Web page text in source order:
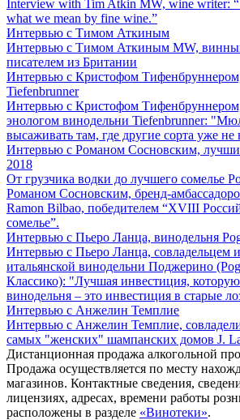
Interview with Tim Atkin MW, wine writer:
what we mean by fine wine.”
Интервью с Тимом Аткиным
Интервью с Тимом Аткиным MW,
писателем из Британии
Интервью с Кристофом
Tiefenbrunner
Интервью с Кристофом
энологом винодельни Tiefenbrunner:
высаживать там, где другие сорта уже не
Интервью с Романом Сосновским,
2018
От грузчика водки до лучшего сомелье
Романом Сосновским, бренд-
Ramon Bilbao, победителем “XVIII
сомелье”.
Интервью с Пьеро Ланца, винодельня
Интервью с Пьеро Ланца, совладельцем
итальянской винодельни Поджерино
Классико): "Лучшая инвестиция,
винодельня – это инвестиция в старые
Интервью с Анжелин Темплие
Интервью с Анжелин Темплие,
самых "женских" шампанских домов J.
Дистанционная продажа алкогольной
Продажа осуществляется по месту
магазинов. Контактные сведения,
лицензиях, адресах, времени работы
расположены в разделе «Винотеки».